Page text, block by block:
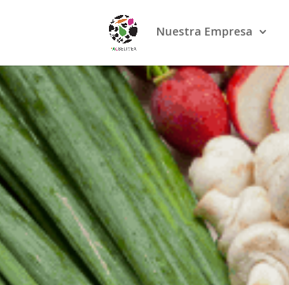
Nuestra Empresa